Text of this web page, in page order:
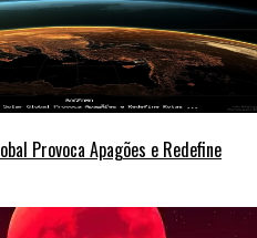
Provoca Apagões e Redefine